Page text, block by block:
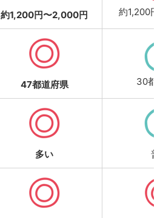
約1,200円〜2,000円
約1,200円
47都道府県
30都
多い
普